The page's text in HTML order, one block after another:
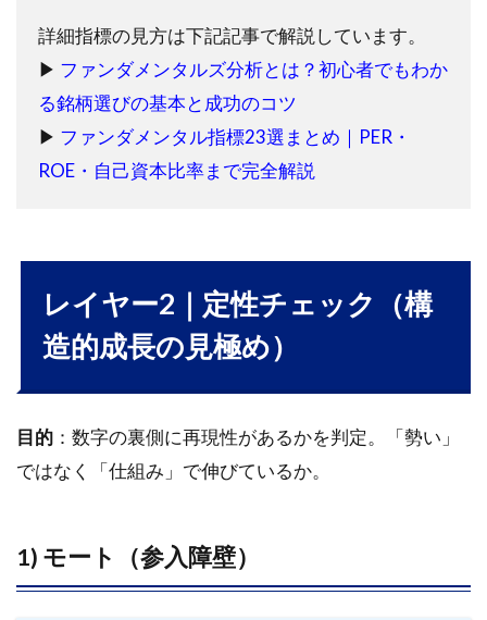
造・
質で
する
パー
トリ
ー
（買
うタ
イミ
断）
5.4
詳細指標の見方は下記記事で解説しています。
▶ ファンダメンタルズ分析とは？初心者でもわか
る銘柄選びの基本と成功のコツ
▶ ファンダメンタル指標23選まとめ｜PER・
ROE・自己資本比率まで完全解説
レイヤー2｜定性チェック（構
造的成長の見極め）
目的 ：数字の裏側に再現性があるかを判定。「勢い」
ではなく「仕組み」で伸びているか。
1) モート（参入障壁）